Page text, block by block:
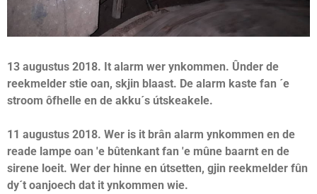
13 augustus 2018. It alarm wer ynkommen. Ûnder de
reekmelder stie oan, skjin blaast. De alarm kaste fan ´e
stroom ôfhelle en de akku´s útskeakele.
11 augustus 2018. Wer is it brân alarm ynkommen en de
reade lampe oan 'e bûtenkant fan 'e mûne baarnt en de
sirene loeit. Wer der hinne en útsetten, gjin reekmelder fûn
dy´t oanjoech dat it ynkommen wie.